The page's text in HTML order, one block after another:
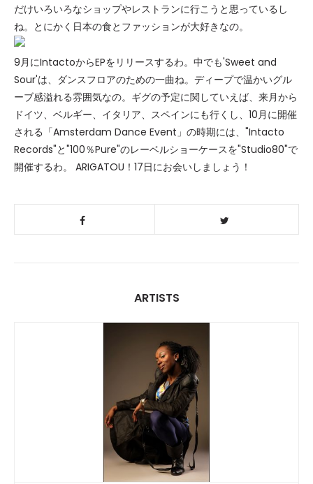
だけいろいろなショップやレストランに行こうと思っているし
ね。とにかく日本の食とファッションが大好きなの。
9月にIntactoからEPをリリースするわ。中でも'Sweet and
Sour'は、ダンスフロアのための一曲ね。ディープで温かいグル
ーブ感溢れる雰囲気なの。ギグの予定に関していえば、来月から
ドイツ、ベルギー、イタリア、スペインにも行くし、10月に開催
される「Amsterdam Dance Event」の時期には、"Intacto
Records"と"100％Pure"のレーベルショーケースを"Studio80"で
開催するわ。 ARIGATOU！17日にお会いしましょう！
ARTISTS